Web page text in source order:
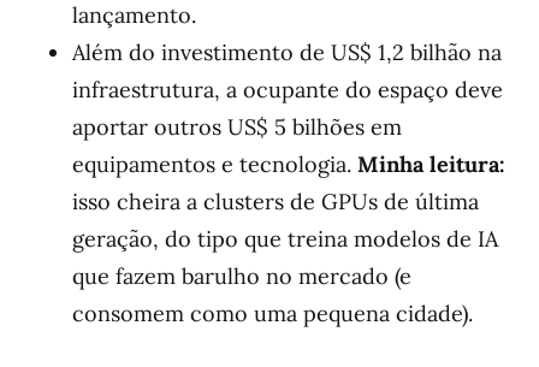
lançamento.
Além do investimento de US$ 1,2 bilhão na
infraestrutura, a ocupante do espaço deve
aportar outros US$ 5 bilhões em
equipamentos e tecnologia. Minha leitura:
isso cheira a clusters de GPUs de última
geração, do tipo que treina modelos de IA
que fazem barulho no mercado (e
consomem como uma pequena cidade).